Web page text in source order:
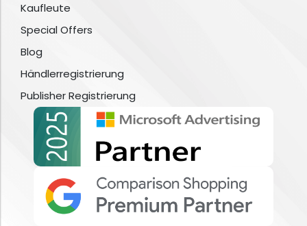
Kaufleute
Special Offers
Blog
Händlerregistrierung
Publisher Registrierung